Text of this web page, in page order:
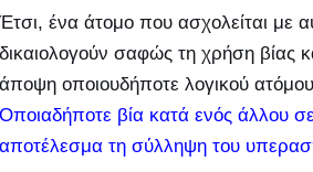
Έτσι, ένα άτομο που ασχολείται με
δικαιολογούν σαφώς τη χρήση βίας
άποψη οποιουδήποτε λογικού
Οποιαδήποτε βία κατά ενός άλλου
αποτέλεσμα τη σύλληψη του